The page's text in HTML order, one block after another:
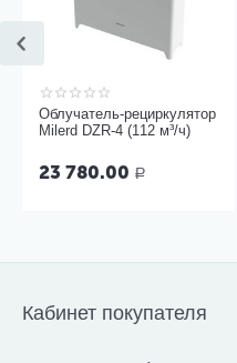
Облучатель-рециркулятор
Milerd DZR-4 (112 м³/ч)
23 780.00 Р
Кабинет покупателя